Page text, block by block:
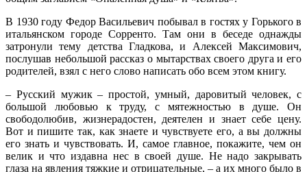
В 1930 году Федор Васильевич побывал в гостях у Горького в
итальянском городе Сорренто. Там они в беседе однажды
затронули тему детства Гладкова, и Алексей Максимович,
послушав небольшой рассказ о мытарствах своего друга и его
родителей, взял с него слово написать обо всем этом книгу.
– Русский мужик – простой, умный, даровитый человек, с
большой любовью к труду, с мятежностью в душе. Он
свободолюбив, жизнерадостен, деятелен и знает себе цену.
Вот и пишите так, как знаете и чувствуете его, а вы должны
его знать и чувствовать. И, самое главное, покажите, чем он
велик и что издавна нес в своей душе. Не надо закрывать
глаза на явления тяжкие и отрицательные, – а их много было в